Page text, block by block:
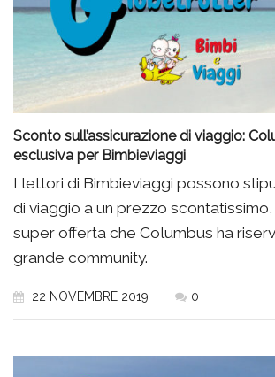
Sconto sull’assicurazione di viaggio:
esclusiva per Bimbieviaggi
I lettori di Bimbieviaggi possono
di viaggio a un prezzo
super offerta che Columbus ha
grande community.
22 NOVEMBRE 2019 0